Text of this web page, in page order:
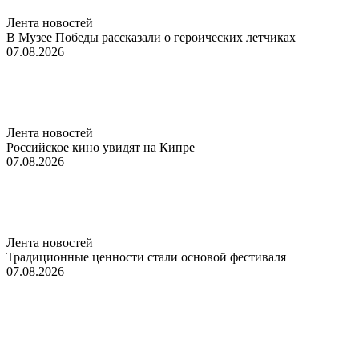
Лента новостей
В Музее Победы рассказали о героических летчиках
07.08.2026
Лента новостей
Российское кино увидят на Кипре
07.08.2026
Лента новостей
Традиционные ценности стали основой фестиваля
07.08.2026